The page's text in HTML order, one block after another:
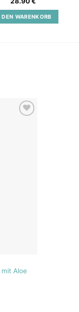
mit5von
5
DEN WARENKORB
Aloe